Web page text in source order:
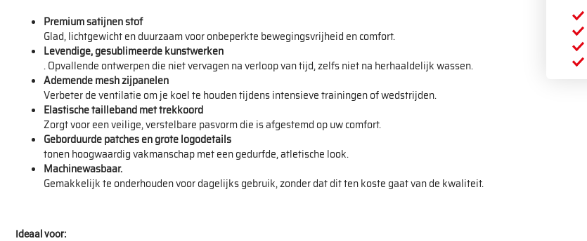
Premium satijnen stof
Glad, lichtgewicht en duurzaam voor onbeperkte bewegingsvrijheid en comfort.
Levendige, gesublimeerde kunstwerken
. Opvallende ontwerpen die niet vervagen na verloop van tijd, zelfs niet na herhaaldelijk wassen.
Ademende mesh zijpanelen
Verbeter de ventilatie om je koel te houden tijdens intensieve trainingen of wedstrijden.
Elastische tailleband met trekkoord
Zorgt voor een veilige, verstelbare pasvorm die is afgestemd op uw comfort.
Geborduurde patches en grote logodetails
tonen hoogwaardig vakmanschap met een gedurfde, atletische look.
Machinewasbaar.
Gemakkelijk te onderhouden voor dagelijks gebruik, zonder dat dit ten koste gaat van de kwaliteit.
Ideaal voor: